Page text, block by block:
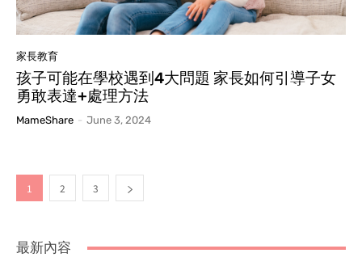
家長教育
孩子可能在學校遇到4大問題 家長如何引導子女
勇敢表達+處理方法
MameShare - June 3, 2024
1 2 3
最新內容